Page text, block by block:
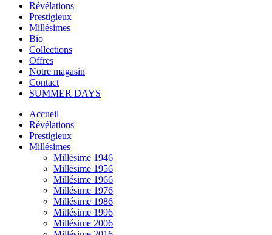
Révélations
Prestigieux
Millésimes
Bio
Collections
Offres
Notre magasin
Contact
SUMMER DAYS
Accueil
Révélations
Prestigieux
Millésimes
Millésime 1946
Millésime 1956
Millésime 1966
Millésime 1976
Millésime 1986
Millésime 1996
Millésime 2006